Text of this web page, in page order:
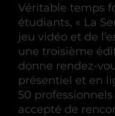
Véritable temps
étudiants, « La
jeu vidéo et de
une troisième
donne rendez-
présentiel et en
50
accepté de